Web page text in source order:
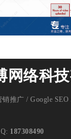
网络科
销推广 / Google SEO
187308490